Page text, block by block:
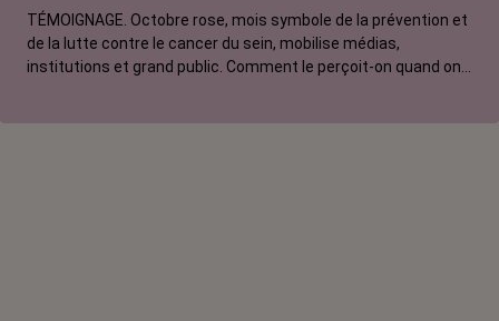
TÉMOIGNAGE. Octobre rose, mois symbole de la prévention et
de la lutte contre le cancer du sein, mobilise médias,
institutions et grand public. Comment le perçoit-on quand on